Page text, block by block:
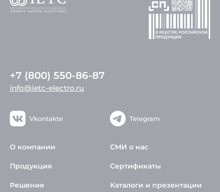
+7 (800) 550-86-87
info@ietc-electro.ru
Vkontakte Telegram
О компании
Продукция
Решения
СМИ о нас
Сертификаты
Каталоги и презентации